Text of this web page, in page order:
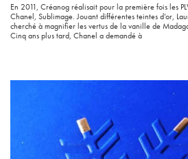
En 2011, Créanog réalisait pour la première fois les
Chanel, Sublimage. Jouant différentes teintes d’or,
cherché à magnifier les vertus de la vanille de
Cinq ans plus tard, Chanel a demandé à